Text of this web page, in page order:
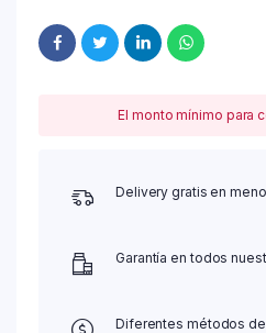
El monto mínimo para
Delivery gratis en
Garantía en todos
Diferentes métodos